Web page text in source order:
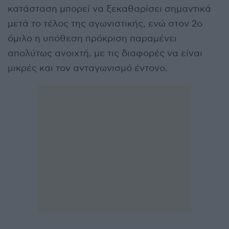
κατάσταση μπορεί να ξεκαθαρίσει σημαντικά
μετά το τέλος της αγωνιστικής, ενώ στον 2ο
όμιλο η υπόθεση πρόκριση παραμένει
απολύτως ανοιχτή, με τις διαφορές να είναι
μικρές και τον ανταγωνισμό έντονο.